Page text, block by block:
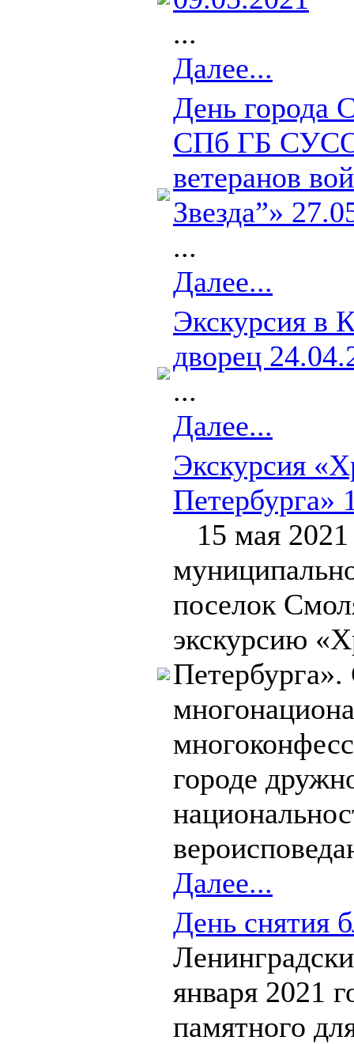
...
Далее...
День города
СПб ГБ СУСО
ветеранов
Звезда”»
...
Далее...
Экскурсия в
дворец
...
Далее...
Экскурсия
Петербурга»
15 мая 2021
поселок
экскурсию
городе
Далее...
День снятия
января 2021
памятного